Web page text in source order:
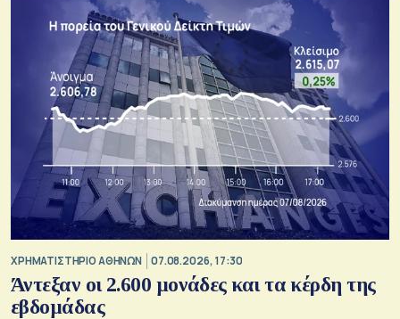
XΡΗΜΑΤΙΣΤΗΡΙΟ ΑΘΗΝΩΝ 07.08.2026, 17:30
Άντεξαν οι 2.600 μονάδες και τα κέρδη της
εβδομάδας